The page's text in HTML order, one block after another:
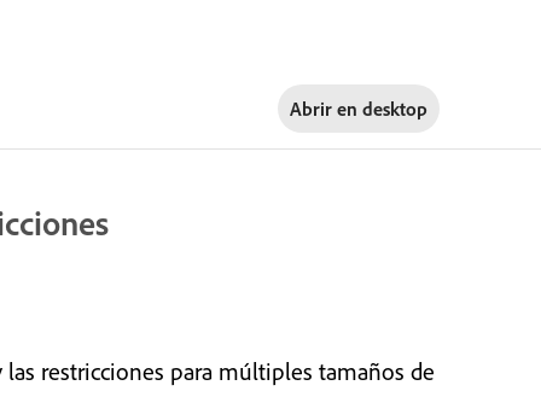
Abrir en desktop
restricciones para múltiples tamaños de